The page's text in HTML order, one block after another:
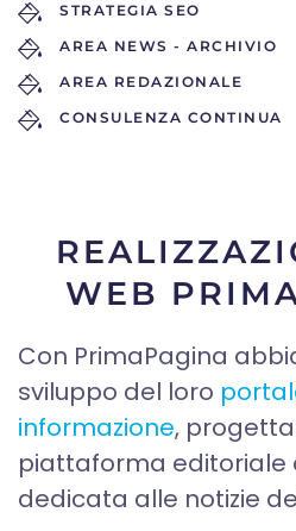
STRATEGIA SEO
AREA NEWS - ARCHIVIO
AREA REDAZIONALE
CONSULENZA CONTINUA
WEB
Con PrimaPagina
sviluppo del loro
informazione,
piattaforma editoriale
dedicata alle notizie